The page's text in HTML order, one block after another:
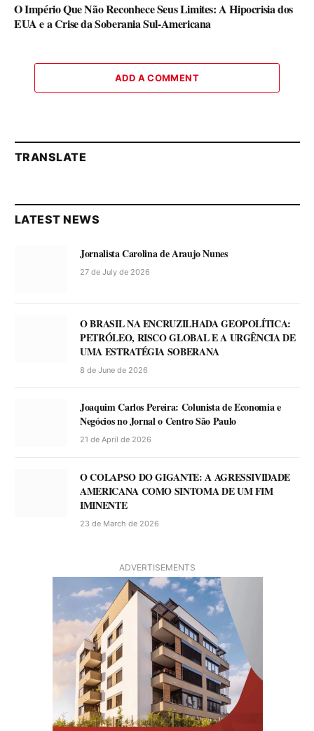
O Império Que Não Reconhece Seus Limites: A Hipocrisia dos
EUA e a Crise da Soberania Sul-Americana
ADD A COMMENT
TRANSLATE
LATEST NEWS
Jornalista Carolina de Araujo Nunes
27 de July de 2026
O BRASIL NA ENCRUZILHADA GEOPOLÍTICA:
PETRÓLEO, RISCO GLOBAL E A URGÊNCIA DE
UMA ESTRATÉGIA SOBERANA
8 de June de 2026
Joaquim Carlos Pereira: Colunista de Economia e
Negócios no Jornal o Centro São Paulo
21 de April de 2026
O COLAPSO DO GIGANTE: A AGRESSIVIDADE
AMERICANA COMO SINTOMA DE UM FIM
IMINENTE
23 de March de 2026
ADVERTISEMENTS